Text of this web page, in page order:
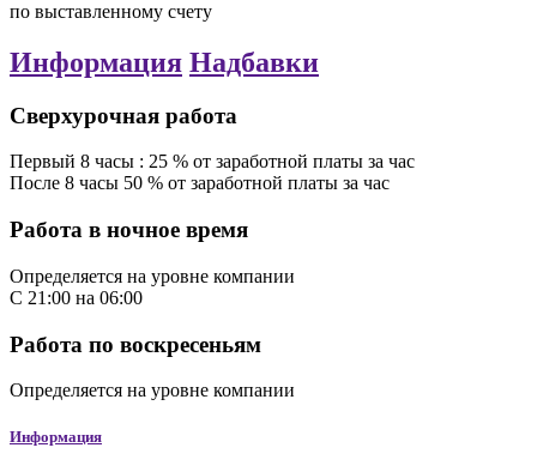
по выставленному счету
Информация Надбавки
Сверхурочная работа
Первый 8 часы : 25 % от заработной платы за час
После 8 часы 50 % от заработной платы за час
Работа в ночное время
Определяется на уровне компании
С 21:00 на 06:00
Работа по воскресеньям
Определяется на уровне компании
Информация